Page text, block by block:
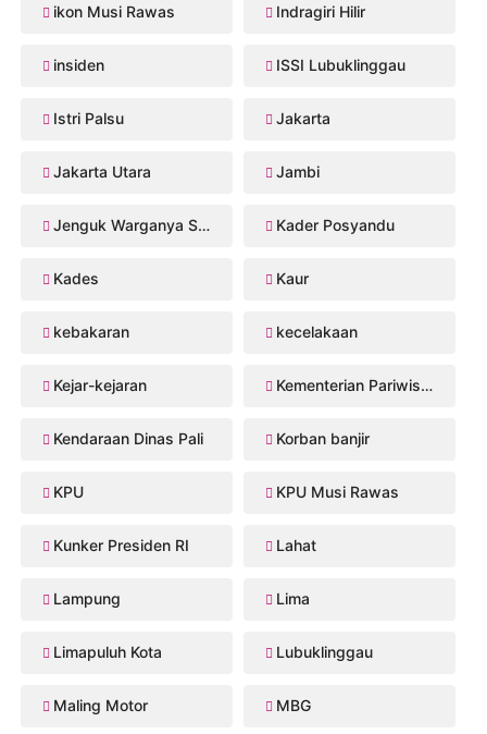
ikon Musi Rawas Indragiri Hilir
insiden ISSI Lubuklinggau
Istri Palsu Jakarta
Jakarta Utara Jambi
Jenguk Warganya Sakit Kader Posyandu
Kades Kaur
kebakaran kecelakaan
Kejar-kejaran Kementerian Pariwisata
Kendaraan Dinas Pali Korban banjir
KPU KPU Musi Rawas
Kunker Presiden RI Lahat
Lampung Lima
Limapuluh Kota Lubuklinggau
Maling Motor MBG